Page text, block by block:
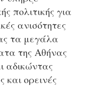
πολιτικής για
ανισότητες
τα μεγάλα
της Αθήνας
αδικώντας
και ορεινές